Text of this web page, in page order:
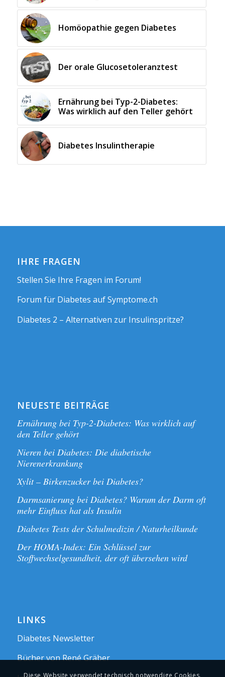
Homöopathie gegen Diabetes
Der orale Glucosetoleranztest
Ernährung bei Typ-2-Diabetes:
Was wirklich auf den Teller gehört
Diabetes Insulintherapie
IHRE FRAGEN
Stellen Sie Ihre Fragen im Forum!
Forum für Diabetes auf Symptome.ch
Diabetes 2 – Alternativen zur Insulinspritze?
NEUESTE BEITRÄGE
Ernährung bei Typ-2-Diabetes: Was wirklich auf
den Teller gehört
Nieren bei Diabetes: Die diabetische
Nierenerkrankung
Xylit – Birkenzucker bei Diabetes?
Darmsanierung bei Diabetes? Warum der Darm oft
mehr Einfluss hat als Insulin
Diabetes Tests der Schulmedizin / Naturheilkunde
Der HOMA-Index: Ein Schlüssel zur
Stoffwechselgesundheit, der oft übersehen wird
LINKS
Diabetes Newsletter
Bücher von René Gräber
Diese Website verwendet technisch notwendige Cookies.